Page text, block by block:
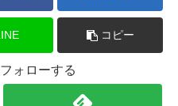
コピー
ォローする